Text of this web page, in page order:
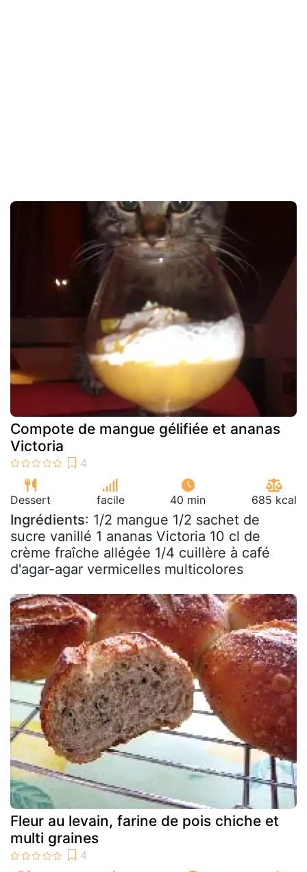
Compote de mangue gélifiée et ananas
Victoria
Dessert facile 40 min 685 kcal
Ingrédients: 1/2 mangue 1/2 sachet de
sucre vanillé 1 ananas Victoria 10 cl de
crème fraîche allégée 1/4 cuillère à café
d'agar-agar vermicelles multicolores
Fleur au levain, farine de pois chiche et
multi graines